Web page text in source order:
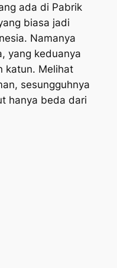
ada di Pabrik
biasa jadi
Namanya
yang keduanya
katun. Melihat
sesungguhnya
hanya beda dari